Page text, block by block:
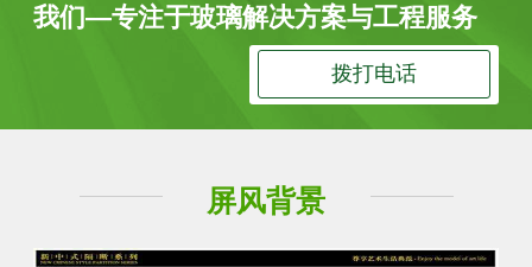
我们—专注于玻璃解决方案与工程服务
拨打电话
屏风背景